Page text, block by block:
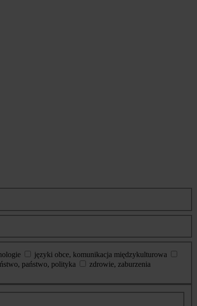
języki obce, komunikacja międzykulturowa
państwo, polityka
zdrowie, zaburzenia